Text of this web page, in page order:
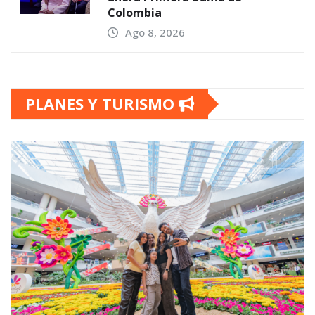
Colombia
Ago 8, 2026
PLANES Y TURISMO